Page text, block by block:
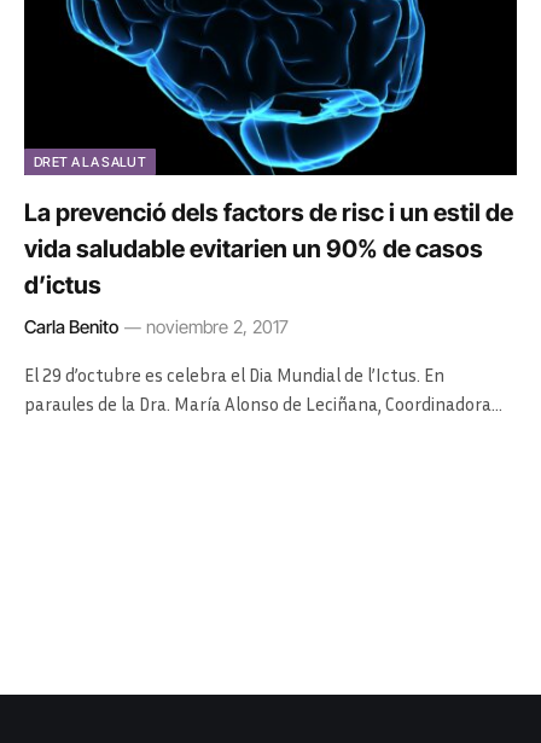
DRET A LA SALUT
La prevenció dels factors de risc i un estil de
vida saludable evitarien un 90% de casos
d’ictus
Carla Benito noviembre 2, 2017
El 29 d’octubre es celebra el Dia Mundial de l’Ictus. En
paraules de la Dra. María Alonso de Leciñana, Coordinadora…